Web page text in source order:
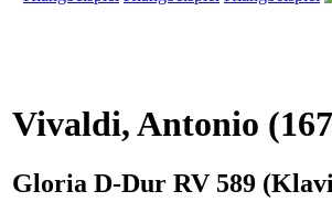
Vivaldi, Antonio
Gloria D-Dur RV 589